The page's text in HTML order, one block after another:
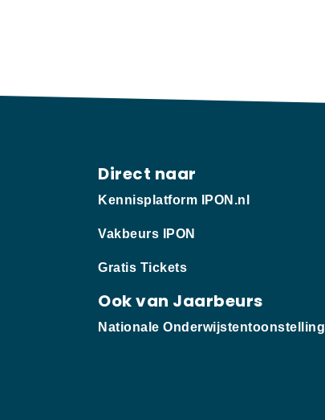
Direct naar
Kennisplatform IPON.nl
Vakbeurs IPON
Gratis Tickets
Ook van Jaarbeurs
Nationale Onderwijstentoonstelling